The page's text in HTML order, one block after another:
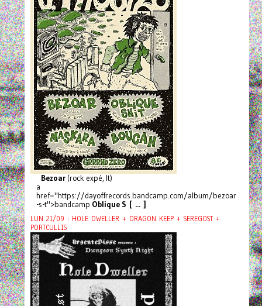
Bezoar(rock expé, It)
a
href="https://dayoffrecords.bandcamp.com/album/bezoar
-s-t">bandcamp Oblique S [ ... ]
LUN 21/09 : HOLE DWELLER + DRAGON KEEP + SEREGOST +
PORTCULLIS